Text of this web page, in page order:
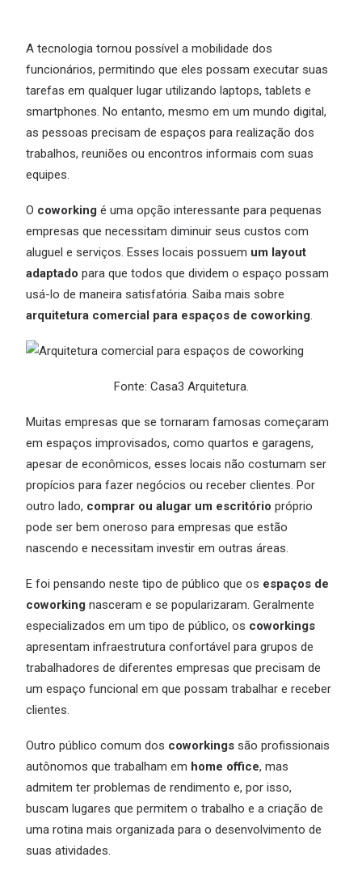
A tecnologia tornou possível a mobilidade dos
funcionários, permitindo que eles possam executar suas
tarefas em qualquer lugar utilizando laptops, tablets e
smartphones. No entanto, mesmo em um mundo digital,
as pessoas precisam de espaços para realização dos
trabalhos, reuniões ou encontros informais com suas
equipes.
O coworking é uma opção interessante para pequenas
empresas que necessitam diminuir seus custos com
aluguel e serviços. Esses locais possuem um layout
adaptado para que todos que dividem o espaço possam
usá-lo de maneira satisfatória. Saiba mais sobre
arquitetura comercial para espaços de coworking.
Fonte: Casa3 Arquitetura.
Muitas empresas que se tornaram famosas começaram
em espaços improvisados, como quartos e garagens,
apesar de econômicos, esses locais não costumam ser
propícios para fazer negócios ou receber clientes. Por
outro lado, comprar ou alugar um escritório próprio
pode ser bem oneroso para empresas que estão
nascendo e necessitam investir em outras áreas.
E foi pensando neste tipo de público que os espaços de
coworking nasceram e se popularizaram. Geralmente
especializados em um tipo de público, os coworkings
apresentam infraestrutura confortável para grupos de
trabalhadores de diferentes empresas que precisam de
um espaço funcional em que possam trabalhar e receber
clientes.
Outro público comum dos coworkings são profissionais
autônomos que trabalham em home office, mas
admitem ter problemas de rendimento e, por isso,
buscam lugares que permitem o trabalho e a criação de
uma rotina mais organizada para o desenvolvimento de
suas atividades.